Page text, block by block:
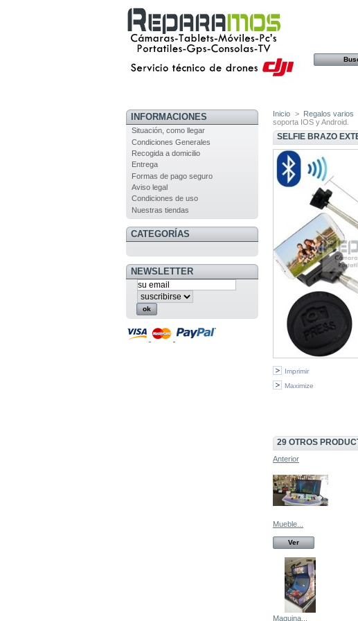
INFORMACIONES
Situación, como llegar
Condiciones Generales
Recogida a domicilio
Entrega
Formas de pago seguro
Aviso legal
Condiciones de uso
Nuestras tiendas
CATEGORÍAS
NEWSLETTER
Inicio > Regalos varios
soporta IOS y Android.
SELFIE BRAZO
Imprimir
Maximize
29 OTROS
Anterior
Mueble...
Ver
Maquina...